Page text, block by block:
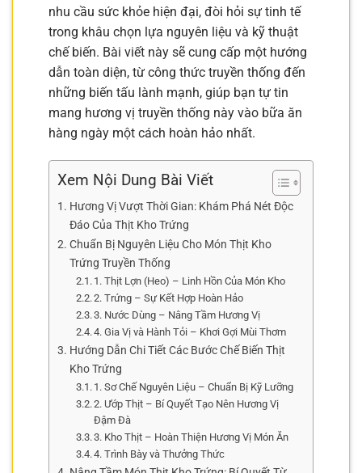
nhu cầu sức khỏe hiện đại, đòi hỏi sự tinh tế
trong khâu chọn lựa nguyên liệu và kỹ thuật
chế biến. Bài viết này sẽ cung cấp một hướng
dẫn toàn diện, từ công thức truyền thống đến
những biến tấu lành mạnh, giúp bạn tự tin
mang hương vị truyền thống này vào bữa ăn
hàng ngày một cách hoàn hảo nhất.
Xem Nội Dung Bài Viết
Hương Vị Vượt Thời Gian: Khám Phá Nét Độc
Đáo Của Thịt Kho Trứng
Chuẩn Bị Nguyên Liệu Cho Món Thịt Kho
Trứng Truyền Thống
1. Thịt Lợn (Heo) – Linh Hồn Của Món Kho
2. Trứng – Sự Kết Hợp Hoàn Hảo
3. Nước Dùng – Nâng Tầm Hương Vị
4. Gia Vị và Hành Tỏi – Khơi Gợi Mùi Thơm
Hướng Dẫn Chi Tiết Các Bước Chế Biến Thịt
Kho Trứng
1. Sơ Chế Nguyên Liệu – Chuẩn Bị Kỹ Lưỡng
2. Ướp Thịt – Bí Quyết Tạo Nên Hương Vị
Đậm Đà
3. Kho Thịt – Hoàn Thiện Hương Vị Món Ăn
4. Trình Bày và Thưởng Thức